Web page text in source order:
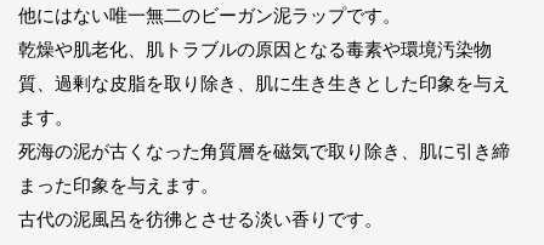
他にはない唯一無二のビーガン泥ラップです。
乾燥や肌老化、肌トラブルの原因となる毒素や環境汚染物
質、過剰な皮脂を取り除き、肌に生き生きとした印象を与え
ます。
死海の泥が古くなった角質層を磁気で取り除き、肌に引き締
まった印象を与えます。
古代の泥風呂を彷彿とさせる淡い香りです。